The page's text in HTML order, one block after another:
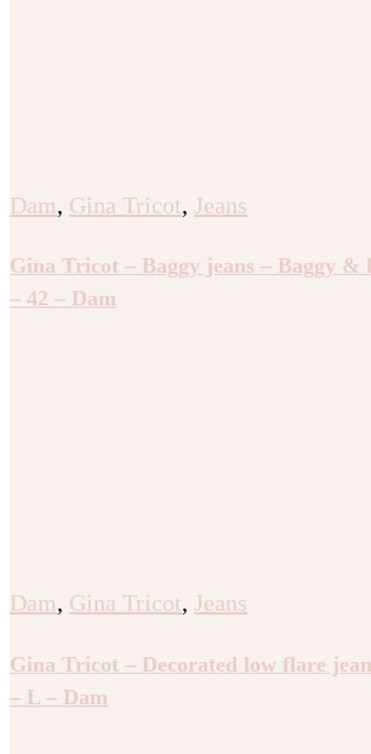
Dam, Gina Tricot, Jeans
Gina Tricot – Baggy jeans – Baggy &
– 42 – Dam
Dam, Gina Tricot, Jeans
Gina Tricot – Decorated low flare
– L – Dam